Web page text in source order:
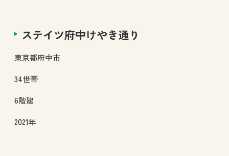
ステイツ府中けやき通り
東京都府中市
34世帯
6階建
2021年